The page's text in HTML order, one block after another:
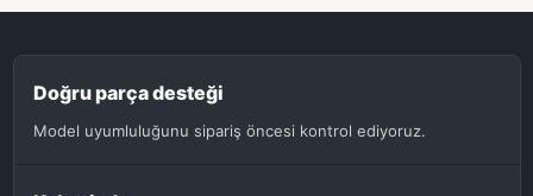
Doğru parça desteği
Model uyumluluğunu sipariş öncesi kontrol ediyoruz.